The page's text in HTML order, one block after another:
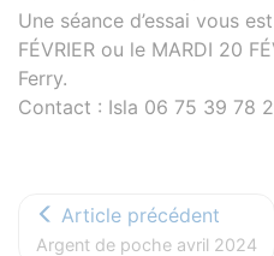
Une séance d’essai vous
FÉVRIER ou le MARDI 20
Ferry.
Contact : Isla 06 75 39 78
Article précédent
Argent de poche avril 2024